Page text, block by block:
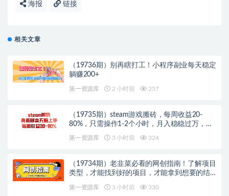
海报 链接
相关文章
（19736期）别再瞎打工！小程序副业每天稳定
躺赚200+
第一资源库 2 小时前 257
（19735期）steam游戏搬砖，每周收益20-
80%，只需操作1-2个小时，月入稳稳过万，零
第一资源库 3 小时前 324
（19734期）老韭菜必看的网创指南！了解项目
类型，才能找到好的项目，才能拿到想要的结
第一资源库 3 小时前 330